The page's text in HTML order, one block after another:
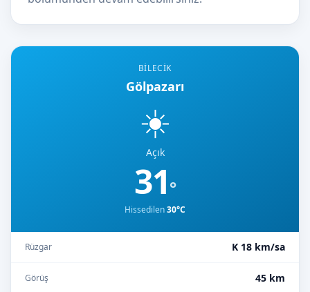
BILECIK
Gölpazarı
☀️
Açık
31°
Hissedilen30°C
Rüzgar K 18 km/sa
Görüş 45 km